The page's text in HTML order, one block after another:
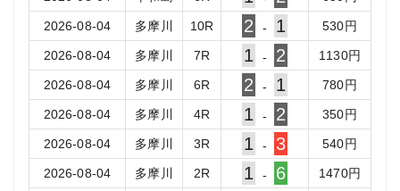
2026-08-04 多摩川 10R 2 - 1 530円
2026-08-04 多摩川 7R 1 - 2 1130円
2026-08-04 多摩川 6R 2 - 1 780円
2026-08-04 多摩川 4R 1 - 2 350円
2026-08-04 多摩川 3R 1 - 3 540円
2026-08-04 多摩川 2R 1 - 6 1470円